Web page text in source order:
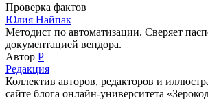
Проверка фактов
Юлия Найпак
Методист по автоматизации. Сверяет
документацией вендора.
Автор Р
Редакция
Коллектив авторов, редакторов и
сайте блога онлайн-университета